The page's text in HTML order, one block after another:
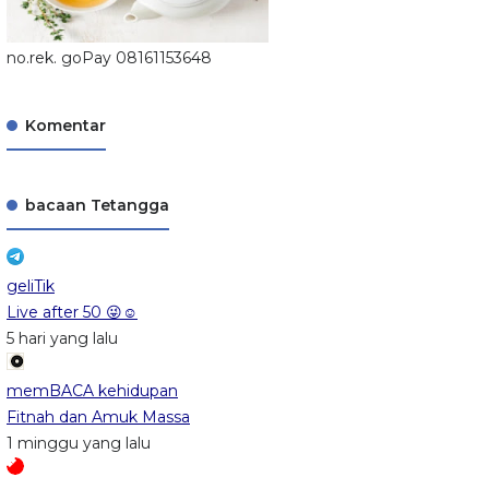
no.rek. goPay 08161153648
Komentar
bacaan Tetangga
geliTik
Live after 50 😜☺️
5 hari yang lalu
memBACA kehidupan
Fitnah dan Amuk Massa
1 minggu yang lalu